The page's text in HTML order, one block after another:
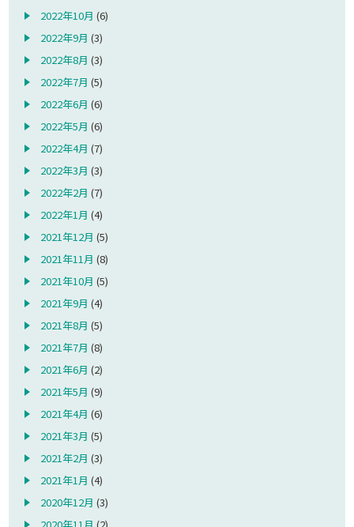
2022年10月 (6)
2022年9月 (3)
2022年8月 (3)
2022年7月 (5)
2022年6月 (6)
2022年5月 (6)
2022年4月 (7)
2022年3月 (3)
2022年2月 (7)
2022年1月 (4)
2021年12月 (5)
2021年11月 (8)
2021年10月 (5)
2021年9月 (4)
2021年8月 (5)
2021年7月 (8)
2021年6月 (2)
2021年5月 (9)
2021年4月 (6)
2021年3月 (5)
2021年2月 (3)
2021年1月 (4)
2020年12月 (3)